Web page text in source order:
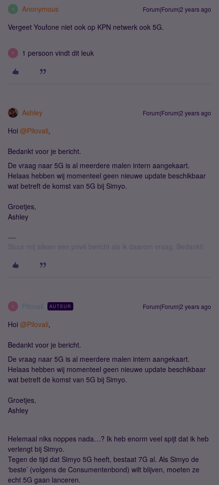
A Anonymous Forum|Forum|2 years ago
Vergeet Youfone niet ook op KPN netwerk ook 5G.
P 1 persoon vindt dit leuk
Ashley Forum|Forum|2 years ago
Hoi @Pilovali,
Bedankt voor je bericht.
De vraag naar 5G is al meerdere malen intern aangekaart.
Helaas hebben wij momenteel geen nieuwe update beschikbaar
wat betreft de komst van 5G bij Simyo.
Groetjes,
Ashley
Stuur mij alleen een privé bericht als ik daarom vraag. Bedankt!
P Pilovali AUTEUR Forum|Forum|2 years ago
Hoi @Pilovali,
Bedankt voor je bericht.
De vraag naar 5G is al meerdere malen intern aangekaart.
Helaas hebben wij momenteel geen nieuwe update beschikbaar
wat betreft de komst van 5G bij Simyo.
Groetjes,
Ashley
Helemaal niks noppes nada…? Ik heb enorm veel spijt dat ik heb
verlengt bij Simyo.
Tegen de tijd dat Simyo 5G heeft, bestaat 7G al. Als Simyo de
‘beste’ (volgens de Consumentenbond) wilt blijven, moeten ze
echt 5G gaan lanceren.